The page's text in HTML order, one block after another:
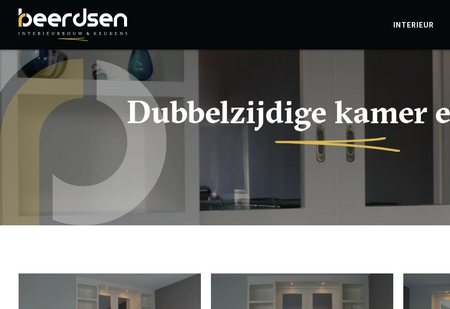
INTERIEUR
Dubbelzijdige kamer